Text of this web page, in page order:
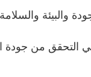
من جودة